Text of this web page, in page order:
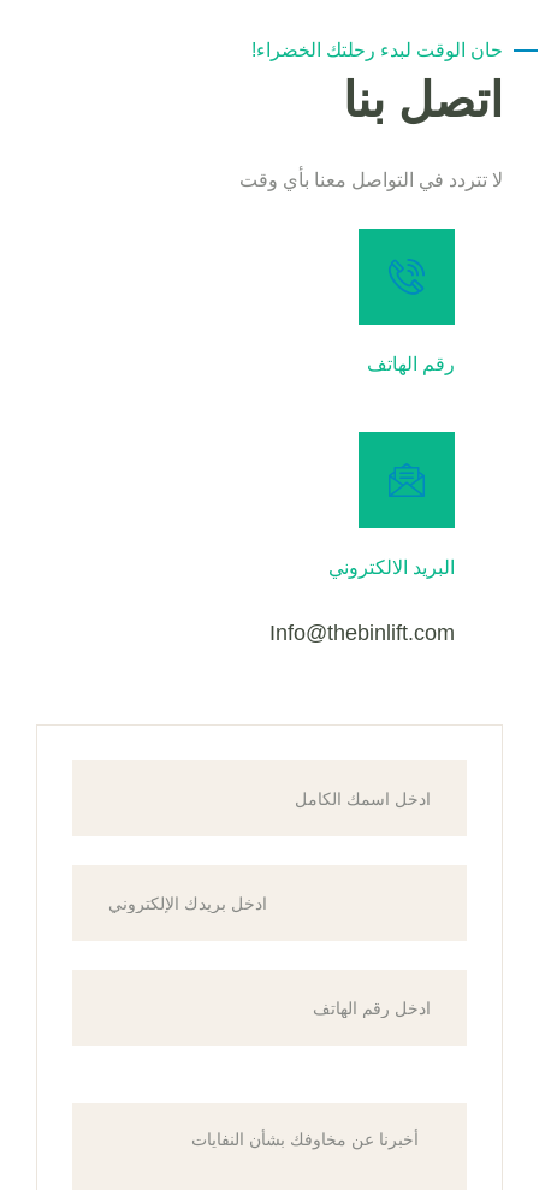
حان الوقت لبدء رحلتك الخضراء!
اتصل بنا
لا تتردد في التواصل معنا بأي وقت
رقم الهاتف
البريد الالكتروني
Info@thebinlift.com